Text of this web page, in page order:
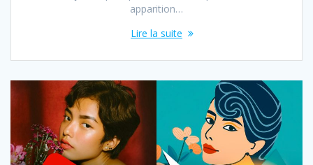
apparition…
Lire la suite